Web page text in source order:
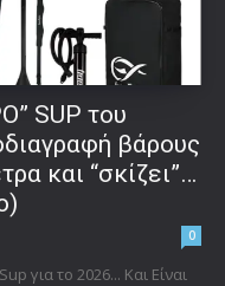
SUP του
βάρους
και “σκίζει”…
0
για το 2026... Και Είναι